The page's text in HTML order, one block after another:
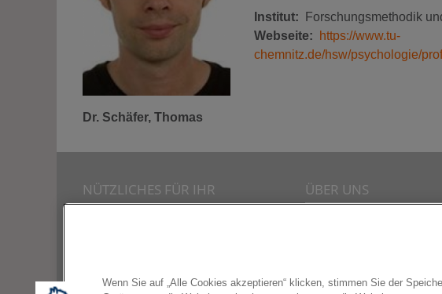
Dr. Schäfer, Thomas
Institut
Forschungsmethodik
Webseite
https://www.tu-
chemnitz.de/hsw/psychologie/
NÜTZLICHES FÜR IHR
STUDIUM
ÜBER UNS
Datenschutz
Wenn Sie auf „Alle Cookies akzeptieren“ klicken, stimmen Sie der